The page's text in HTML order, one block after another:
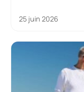
25 juin 2026